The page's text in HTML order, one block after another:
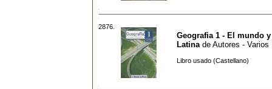
2876.
Geografia 1 - El mundo
Latina de Autores - Varios
Libro usado (Castellano)